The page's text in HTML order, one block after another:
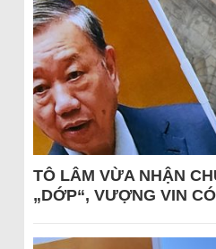
TÔ LÂM VỪA NHẬN
„DỚP“, VƯỢNG VIN